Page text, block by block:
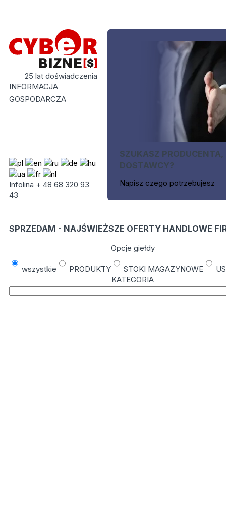
25 lat doświadczenia
INFORMACJA
GOSPODARCZA
Infolina + 48 68 320 93
43
SZUKASZ PRODUCENTA,
DOSTAWCY?
Napisz czego potrzebujesz
SPRZEDAM - NAJŚWIEŻSZE OFERTY HANDLOWE
Opcje giełdy
wszystkie PRODUKTY STOKI MAGAZYNOWE
KATEGORIA